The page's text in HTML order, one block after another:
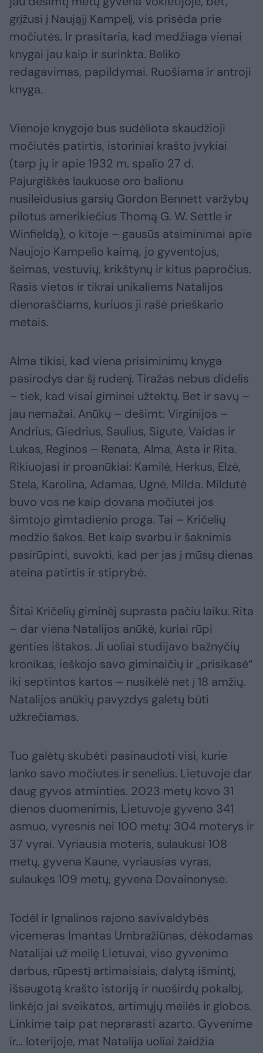
grįžusi į Naująjį Kampelį, vis prisėda prie
močiutės. Ir prasitaria, kad medžiaga vienai
knygai jau kaip ir surinkta. Beliko
redagavimas, papildymai. Ruošiama ir antroji
knyga.
Vienoje knygoje bus sudėliota skaudžioji
močiutės patirtis, istoriniai krašto įvykiai
(tarp jų ir apie 1932 m. spalio 27 d.
Pajurgiškės laukuose oro balionu
nusileidusius garsių Gordon Bennett varžybų
pilotus amerikiečius Thomą G. W. Settle ir
Winfieldą), o kitoje – gausūs atsiminimai apie
Naujojo Kampelio kaimą, jo gyventojus,
šeimas, vestuvių, krikštynų ir kitus papročius.
Rasis vietos ir tikrai unikaliems Natalijos
dienoraščiams, kuriuos ji rašė prieškario
metais.
Alma tikisi, kad viena prisiminimų knyga
pasirodys dar šį rudenį. Tiražas nebus didelis
– tiek, kad visai giminei užtektų. Bet ir savų –
jau nemažai. Anūkų – dešimt: Virginijos –
Andrius, Giedrius, Saulius, Sigutė, Vaidas ir
Lukas, Reginos – Renata, Alma, Asta ir Rita.
Rikiuojasi ir proanūkiai: Kamilė, Herkus, Elzė,
Stela, Karolina, Adamas, Ugnė, Milda. Mildutė
buvo vos ne kaip dovana močiutei jos
šimtojo gimtadienio proga. Tai – Kričelių
medžio šakos. Bet kaip svarbu ir šaknimis
pasirūpinti, suvokti, kad per jas į mūsų dienas
ateina patirtis ir stiprybė.
Šitai Kričelių giminėj suprasta pačiu laiku. Rita
– dar viena Natalijos anūkė, kuriai rūpi
genties ištakos. Ji uoliai studijavo bažnyčių
kronikas, ieškojo savo giminaičių ir „prisikasė“
iki septintos kartos – nusikėlė net į 18 amžių.
Natalijos anūkių pavyzdys galėtų būti
užkrečiamas.
Tuo galėtų skubėti pasinaudoti visi, kurie
lanko savo močiutes ir senelius. Lietuvoje dar
daug gyvos atminties. 2023 metų kovo 31
dienos duomenimis, Lietuvoje gyveno 341
asmuo, vyresnis nei 100 metų: 304 moterys ir
37 vyrai. Vyriausia moteris, sulaukusi 108
metų, gyvena Kaune, vyriausias vyras,
sulaukęs 109 metų, gyvena Dovainonyse.
Todėl ir Ignalinos rajono savivaldybės
vicemeras Imantas Umbražiūnas, dėkodamas
Natalijai už meilę Lietuvai, viso gyvenimo
darbus, rūpestį artimaisiais, dalytą išmintį,
išsaugotą krašto istoriją ir nuoširdų pokalbį,
linkėjo jai sveikatos, artimųjų meilės ir globos.
Linkime taip pat neprarasti azarto. Gyvenime
ir... loterijoje, mat Natalija uoliai žaidžia